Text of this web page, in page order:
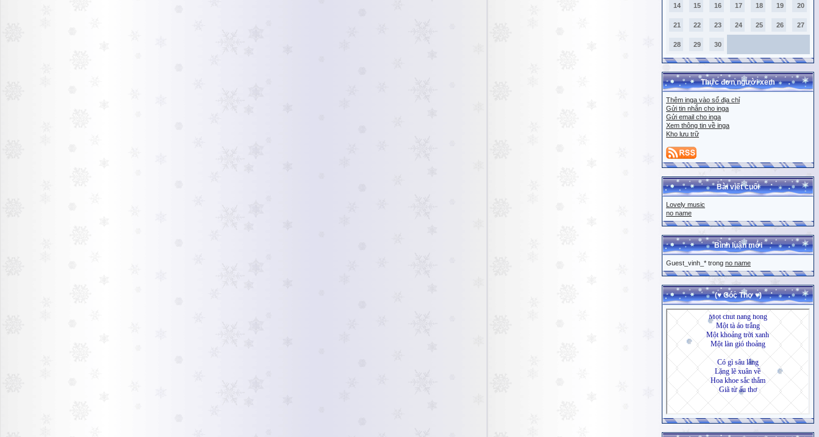
14 15 16 17 18 19 20
21 22 23 24 25 26 27
28 29 30
Thực đơn người xem
Thêm inga vào sổ địa chỉ
Gửi tin nhắn cho inga
Gửi email cho inga
Xem thông tin về inga
Kho lưu trữ
Bài viết cuối
Lovely music
no name
Bình luận mới
Guest_vinh_* trong no name
(♥ Góc Thơ ♥)